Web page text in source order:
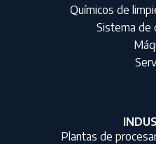
Químicos de
Sistema de
Plantas de